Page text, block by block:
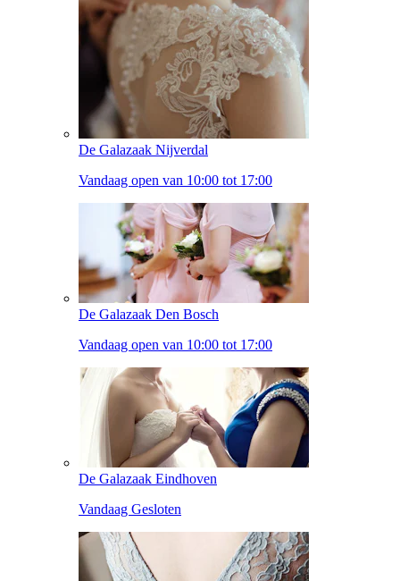
De Galazaak Nijverdal
Vandaag open van 10:00 tot 17:00
De Galazaak Den Bosch
Vandaag open van 10:00 tot 17:00
De Galazaak Eindhoven
Vandaag Gesloten